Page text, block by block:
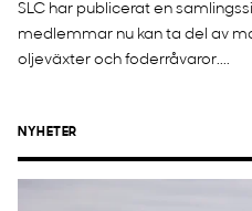
SLC har publicerat en
medlemmar nu kan ta del av
oljeväxter och foderråvaror....
NYHETER